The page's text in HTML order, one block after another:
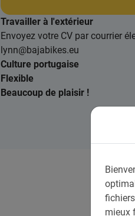
mieux
Travailler à l'extérieur
Envoyez votre CV par courrier
lynn@bajabikes.eu
Culture portugaise
Flexible
Beaucoup de plaisir !